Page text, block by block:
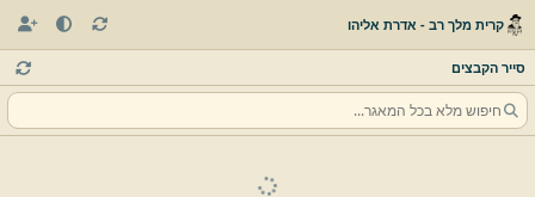
קרית מלך רב - אדרת אליהו
סייר הקבצים